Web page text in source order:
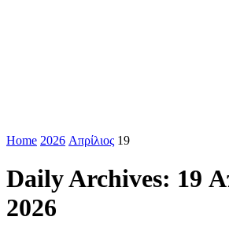
Home 2026 Απρίλιος 19
Daily Archives: 19
2026